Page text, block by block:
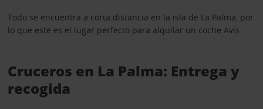
Todo se encuentra a corta distancia en la isla de La Palma, por
lo que este es el lugar perfecto para alquilar un coche Avis.
Cruceros en La Palma: Entrega y
recogida